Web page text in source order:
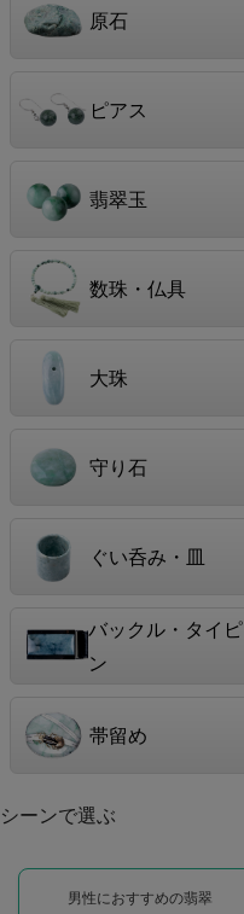
原石
ピアス
翡翠玉
数珠・仏具
大珠
守り石
ぐい呑み・皿
バックル・タイピ
ン
帯留め
シーンで選ぶ
男性におすすめの翡翠